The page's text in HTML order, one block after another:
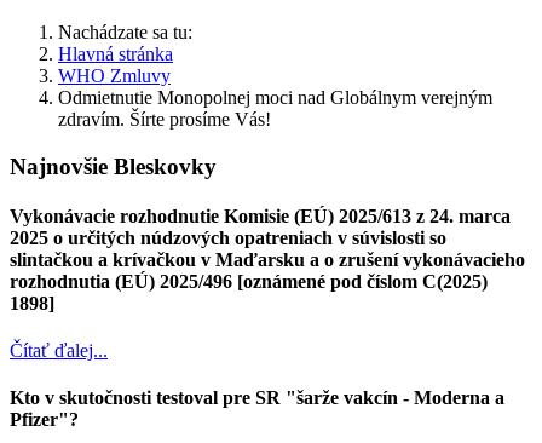
Nachádzate sa tu:
Hlavná stránka
WHO Zmluvy
Odmietnutie Monopolnej moci nad Globálnym verejným
zdravím. Šírte prosíme Vás!
Najnovšie Bleskovky
Vykonávacie rozhodnutie Komisie (EÚ) 2025/613 z 24. marca
2025 o určitých núdzových opatreniach v súvislosti so
slintačkou a krívačkou v Maďarsku a o zrušení vykonávacieho
rozhodnutia (EÚ) 2025/496 [oznámené pod číslom C(2025)
1898]
Čítať ďalej...
Kto v skutočnosti testoval pre SR "šarže vakcín - Moderna a
Pfizer"?